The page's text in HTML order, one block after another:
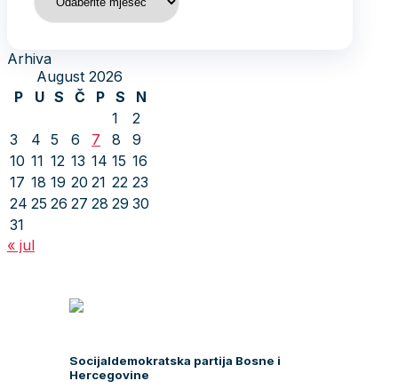
Arhiva
August 2026
P
U S Č P S
N
1
2
3
4 5 6 7 8
9
10 11 12 13 14 15 16
17 18 19 20 21 22 23
24 25 26 27 28 29 30
31
« jul
Socijaldemokratska partija Bosne i
Hercegovine